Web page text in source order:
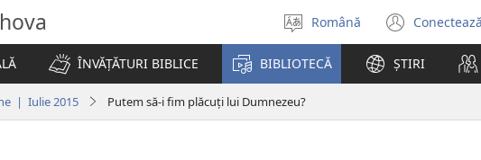
Selectaţi
limba
Română
(se
ÎNVĂȚĂTURI BIBLICE BIBLIOTECĂ ȘTIRI
| Iulie 2015 Putem să-i fim plăcuţi lui Dumnezeu?